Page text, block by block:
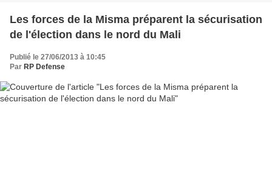
Les forces de la Misma préparent la sécurisation
de l'élection dans le nord du Mali
Publié le 27/06/2013 à 10:45
Par RP Defense